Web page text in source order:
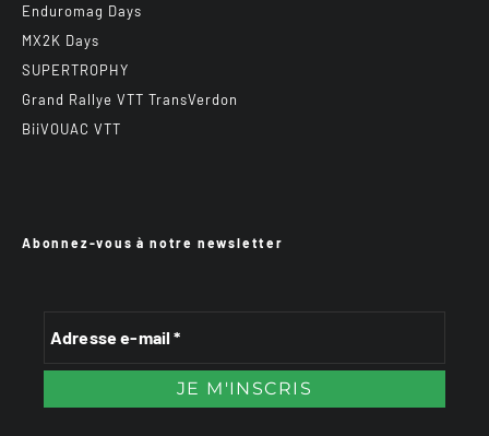
Enduromag Days
MX2K Days
SUPERTROPHY
Grand Rallye VTT TransVerdon
BiiVOUAC VTT
Abonnez-vous à notre newsletter